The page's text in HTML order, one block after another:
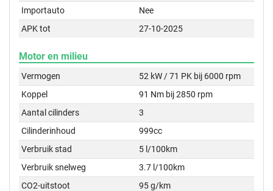
Importauto
Nee
APK tot
27-10-2025
Motor en milieu
Vermogen
52 kW / 71 PK bij 6000 rpm
Koppel
91 Nm bij 2850 rpm
Aantal cilinders
3
Cilinderinhoud
999cc
Verbruik stad
5 l/100km
Verbruik snelweg
3.7 l/100km
CO2-uitstoot
95 g/km